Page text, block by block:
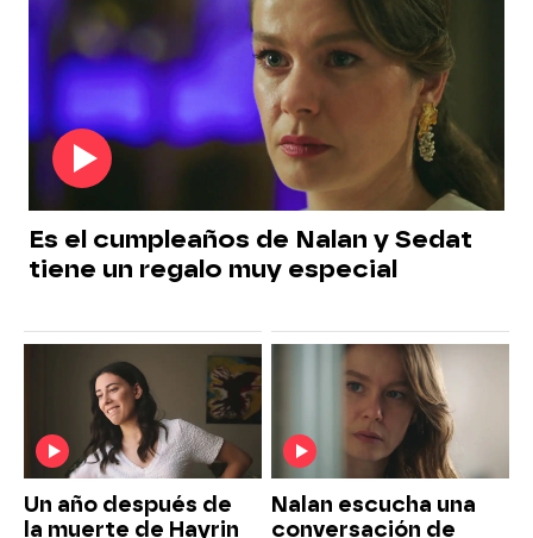
Es el cumpleaños de Nalan y Sedat
tiene un regalo muy especial
Un año después de
la muerte de Hayrin
Nalan escucha una
conversación de